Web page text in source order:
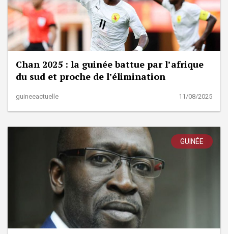
Chan 2025 : la guinée battue par l’afrique
du sud et proche de l’élimination
guineeactuelle 11/08/2025
GUINÉE